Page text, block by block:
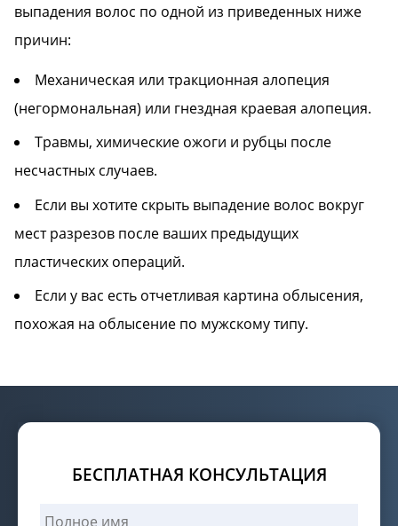
выпадения волос по одной из приведенных ниже
причин:
Механическая или тракционная алопеция
(негормональная) или гнездная краевая алопеция.
Травмы, химические ожоги и рубцы после
несчастных случаев.
Если вы хотите скрыть выпадение волос вокруг
мест разрезов после ваших предыдущих
пластических операций.
Если у вас есть отчетливая картина облысения,
похожая на облысение по мужскому типу.
БЕСПЛАТНАЯ КОНСУЛЬТАЦИЯ